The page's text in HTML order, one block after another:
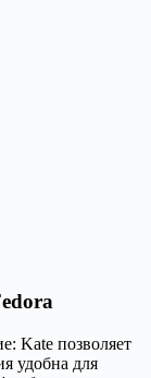
Kate позволяет
удобна для